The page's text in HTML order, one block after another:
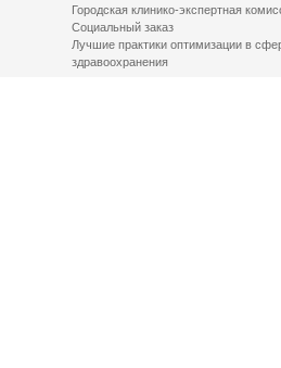
Городская клинико-экспертная
Социальный заказ
Лучшие практики оптимизации в
здравоохранения